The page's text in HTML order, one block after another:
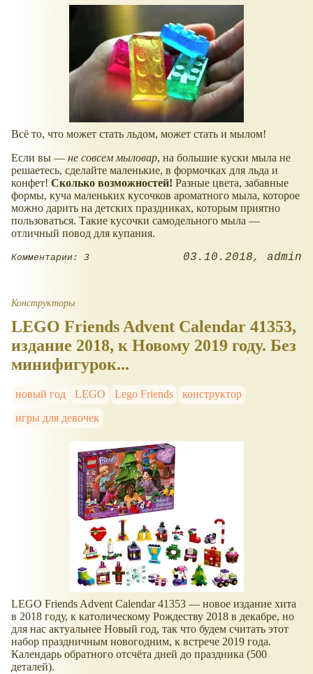
Всё то, что может стать льдом, может стать и мылом!
Если вы — не совсем мыловар, на большие куски мыла не
решаетесь, сделайте маленькие, в формочках для льда и
конфет! Сколько возможностей! Разные цвета, забавные
формы, куча маленьких кусочков ароматного мыла, которое
можно дарить на детских праздниках, которым приятно
пользоваться. Такие кусочки самодельного мыла —
отличный повод для купания.
Комментарии: 3 03.10.2018 admin
Конструкторы
LEGO Friends Advent Calendar 41353,
издание 2018, к Новому 2019 году. Без
минифигурок...
новый год LEGO Lego Friends
конструктор
игры для девочек
LEGO Friends Advent Calendar 41353 — новое издание хита
в 2018 году, к католическому Рождеству 2018 в декабре, но
для нас актуальнее Новый год, так что будем считать этот
набор праздничным новогодним, к встрече 2019 года.
Календарь обратного отсчёта дней до праздника (500
деталей).